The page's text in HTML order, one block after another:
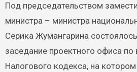
Под председательством заместителя Премьер-
министра – министра
Серика Жумангарина
заседание проектного офиса
Налогового кодекса, на